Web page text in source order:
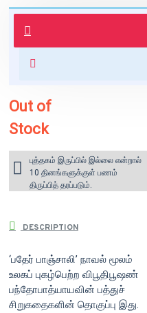
புத்தகம் 3 - 7 நாட்களில் அனுப்பி
வைக்கப்படும்.
for orders above ₹1000 within
Out of
Stock
புத்தகம் இருப்பில் இல்லை என்றால்
10 தினங்களுக்குள் பணம்
திருப்பித் தரப்படும்.
DESCRIPTION
‘பதேர் பாஞ்சாலி’ நாவல் மூலம்
உலகப் புகழ்பெற்ற விபூதிபூஷண்
பந்தோபாத்யாயவின் பத்துச்
சிறுகதைகளின் தொகுப்பு இது.